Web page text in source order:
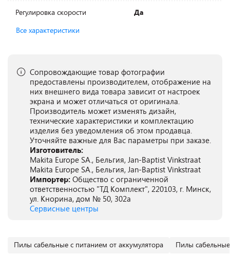
Регулировка скорости
Да
Все характеристики
Сопровождающие товар фотографии
предоставлены производителем, отображение на
них внешнего вида товара зависит от настроек
экрана и может отличаться от оригинала.
Производитель может изменять дизайн,
технические характеристики и комплектацию
изделия без уведомления об этом продавца.
Уточняйте важные для Вас параметры при заказе.
Изготовитель:
Makita Europe SA., Бельгия, Jan-Baptist Vinkstraat
Makita Europe SA., Бельгия, Jan-Baptist Vinkstraat
Импортер: Общество с ограниченной
ответственностью "ТД Комплект", 220103, г. Минск,
ул. Кнорина, дом № 50, 302а
Сервисные центры
Пилы сабельные с питанием от аккумулятора Пилы